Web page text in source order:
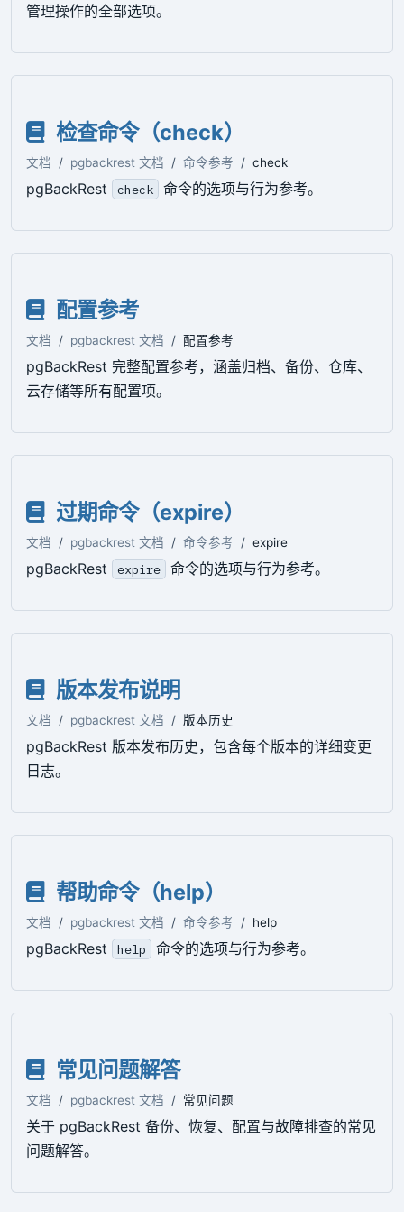
管理操作的全部选项。
检查命令（check）
文档 pgbackrest 文档 命令参考 check
pgBackRest check 命令的选项与行为参考。
配置参考
文档 pgbackrest 文档 配置参考
pgBackRest 完整配置参考，涵盖归档、备份、仓库、
云存储等所有配置项。
过期命令（expire）
文档 pgbackrest 文档 命令参考 expire
pgBackRest expire 命令的选项与行为参考。
版本发布说明
文档 pgbackrest 文档 版本历史
pgBackRest 版本发布历史，包含每个版本的详细变更
日志。
帮助命令（help）
文档 pgbackrest 文档 命令参考 help
pgBackRest help 命令的选项与行为参考。
常见问题解答
文档 pgbackrest 文档 常见问题
关于 pgBackRest 备份、恢复、配置与故障排查的常见
问题解答。